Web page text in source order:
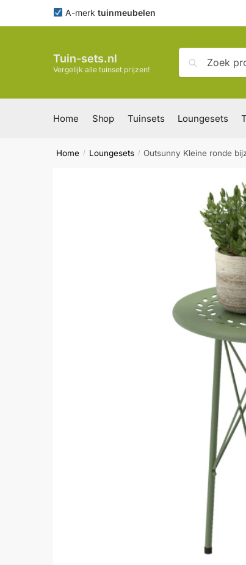
A-merk tuinmeubelen
Tuin-sets.nl
Vergelijk alle tuinset prijzen!
naar:
Zoeken
Home Shop Tuinsets Loungesets
Home / Loungesets / Outsunny Kleine ronde